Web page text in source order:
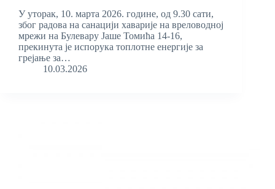
У уторак, 10. марта 2026. године, од 9.30 сати,
због радова на санацији хаварије на вреловодној
мрежи на Булевару Јаше Томића 14-16,
прекинута је испорука топлотне енергије за
грејање за…
10.03.2026